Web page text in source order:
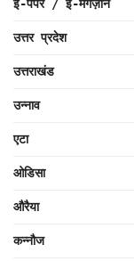
ई-पेपर / ई-मैगज़ीन
उत्तर प्रदेश
उत्तराखंड
उन्नाव
एटा
ओडिसा
औरैया
कन्नौज